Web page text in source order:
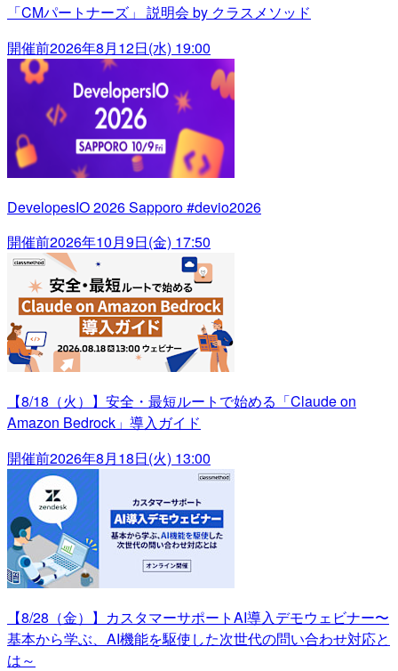
「CMパートナーズ」 説明会 by クラスメソッド
開催前2026年8月12日(水) 19:00
DevelopesIO 2026 Sapporo #devio2026
開催前2026年10月9日(金) 17:50
【8/18（火）】安全・最短ルートで始める「Claude on
Amazon Bedrock」導入ガイド
開催前2026年8月18日(火) 13:00
【8/28（金）】カスタマーサポートAI導入デモウェビナー〜
基本から学ぶ、AI機能を駆使した次世代の問い合わせ対応と
は～